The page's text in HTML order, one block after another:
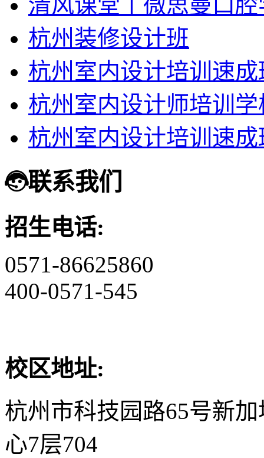
杭州装修设计班
杭州室内设计培训速成
杭州室内设计师培训
杭州室内设计培训速成
联系我们
招生电话:
0571-86625860
400-0571-545
校区地址:
杭州市科技园路65号新
心7层704